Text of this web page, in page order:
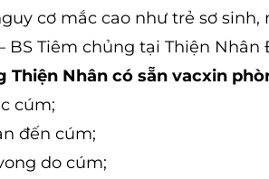
cơ mắc cao như trẻ sơ sinh,
BS Tiêm chủng tại Thiện
Thiện Nhân có sẵn vacxin
cúm;
đến cúm;
do cúm;